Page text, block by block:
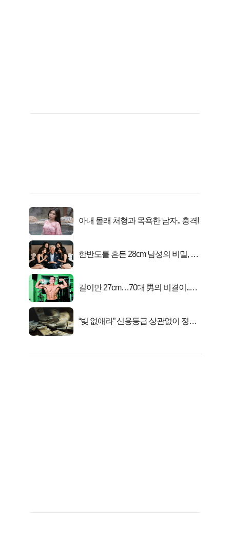
아내 몰래 처형과 목욕한 남자.. 충격!
한반도를 흔든 28cm 남성의 비밀, 매
길이만 27cm…70대 男의 비결이..충
“빚 없애라” 신용등급 상관없이 정부